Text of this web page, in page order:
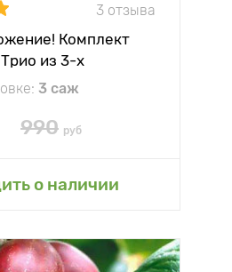
3 отзыва
Комплект
из 3-х
3 саж
990 руб
о наличии